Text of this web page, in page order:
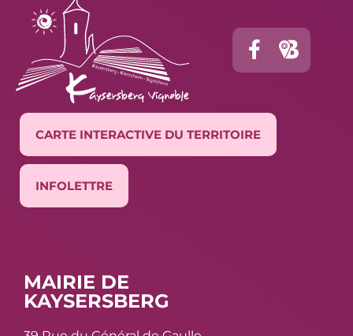
CARTE INTERACTIVE DU TERRITOIRE
INFOLETTRE
MAIRIE DE
KAYSERSBERG